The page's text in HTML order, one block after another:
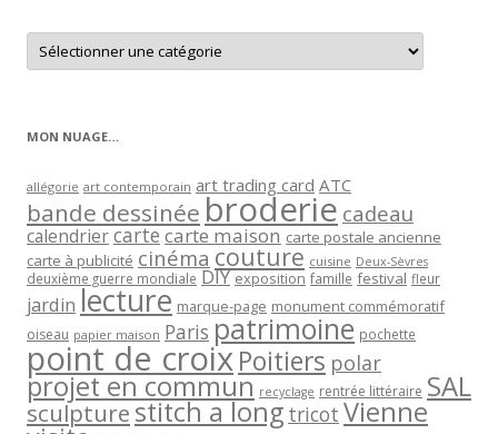
Retrouver
les
articles
MON NUAGE…
allégorie art contemporain art trading card ATC
bande dessinée broderie cadeau
calendriercartecarte maison carte postale ancienne
carte à publicité cinéma couture cuisine Deux-Sèvres
deuxième guerre mondiale DIY exposition famille festival fleur
jardin lecture marque-page monument commémoratif
oiseau papier maison Paris patrimoine pochette
point de croixPoitiers polar
projet en commun recyclage rentrée littéraire SAL
sculpturestitch a long tricot Vienne